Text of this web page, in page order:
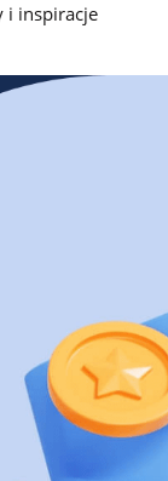
Opinie
Dowiedz się,
i inspiracje